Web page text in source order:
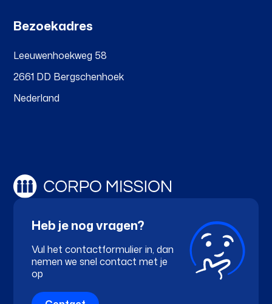
Bezoekadres
Leeuwenhoekweg 58
2661 DD Bergschenhoek
Nederland
Heb je nog vragen?
Vul het contactformulier in, dan
nemen we snel contact met je
op